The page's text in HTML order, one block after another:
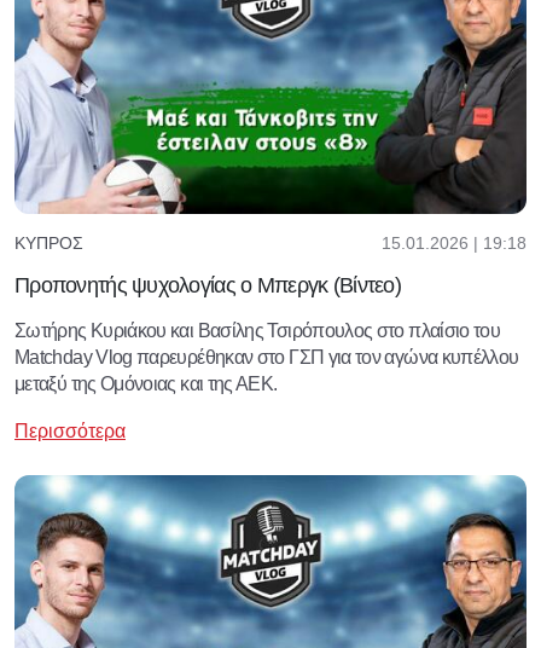
ΚΎΠΡΟΣ 15.01.2026 | 19:18
Προπονητής ψυχολογίας ο Μπεργκ (Βίντεο)
Σωτήρης Κυριάκου και Βασίλης Τσιρόπουλος στο πλαίσιο του
Matchday Vlog παρευρέθηκαν στο ΓΣΠ για τον αγώνα κυπέλλου
μεταξύ της Ομόνοιας και της ΑΕΚ.
Περισσότερα